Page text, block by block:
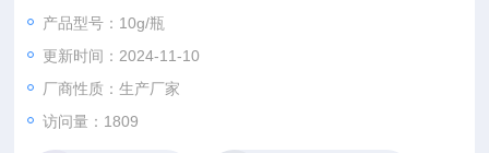
产品型号：10g/瓶
更新时间：2024-11-10
厂商性质：生产厂家
访问量：1809